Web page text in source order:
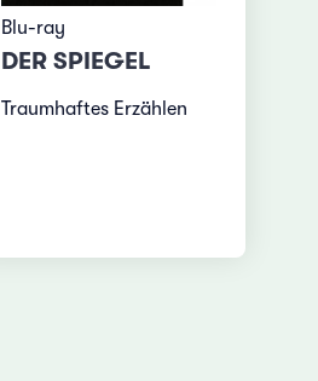
Blu-ray
DER SPIEGEL
Traumhaftes Erzählen